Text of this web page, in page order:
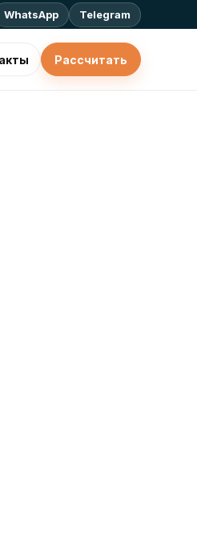
WhatsApp Telegram
Рассчитать